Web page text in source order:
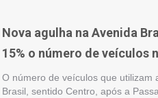
Nova agulha na Avenida
15% o número de veículos
O número de veículos que utilizam
Brasil, sentido Centro, após a